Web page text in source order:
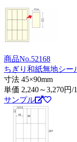
商品No.52168
ちぎり和紙無地シー
寸法 45×90mm
単価 2,240～3,270円/
サンプル